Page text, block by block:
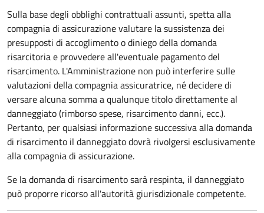
Sulla base degli obblighi contrattuali assunti, spetta alla
compagnia di assicurazione valutare la sussistenza dei
presupposti di accoglimento o diniego della domanda
risarcitoria e provvedere all'eventuale pagamento del
risarcimento. L'Amministrazione non può interferire sulle
valutazioni della compagnia assicuratrice, né decidere di
versare alcuna somma a qualunque titolo direttamente al
danneggiato (rimborso spese, risarcimento danni, ecc.).
Pertanto, per qualsiasi informazione successiva alla domanda
di risarcimento il danneggiato dovrà rivolgersi esclusivamente
alla compagnia di assicurazione.
Se la domanda di risarcimento sarà respinta, il danneggiato
può proporre ricorso all'autorità giurisdizionale competente.